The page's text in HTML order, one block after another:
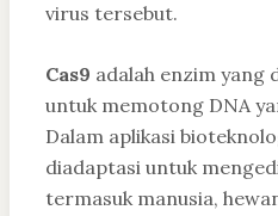
virus tersebut.
Cas9 adalah enzim yang
untuk memotong DNA
Dalam aplikasi
diadaptasi untuk
termasuk manusia,